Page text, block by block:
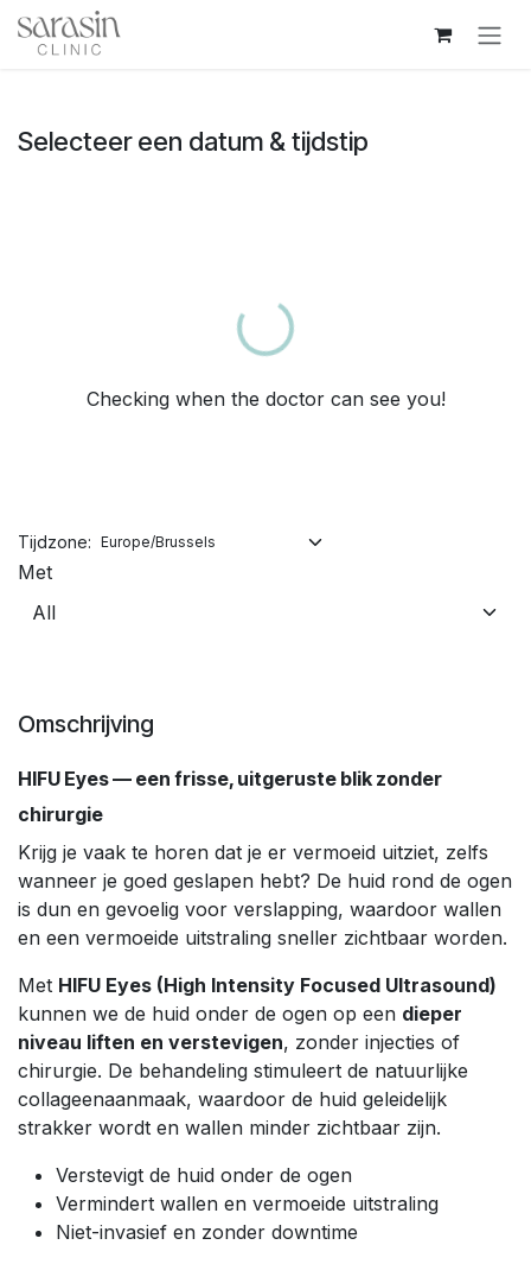
Overslaan naar inhoud
Selecteer een datum & tijdstip
Loading...
Checking when the doctor can see you!
Tijdzone:
Met
Omschrijving
HIFU Eyes — een frisse, uitgeruste blik zonder
chirurgie
Krijg je vaak te horen dat je er vermoeid uitziet, zelfs
wanneer je goed geslapen hebt? De huid rond de ogen
is dun en gevoelig voor verslapping, waardoor wallen
en een vermoeide uitstraling sneller zichtbaar worden.
Met HIFU Eyes (High Intensity Focused Ultrasound)
kunnen we de huid onder de ogen op een dieper
niveau liften en verstevigen, zonder injecties of
chirurgie. De behandeling stimuleert de natuurlijke
collageenaanmaak, waardoor de huid geleidelijk
strakker wordt en wallen minder zichtbaar zijn.
Verstevigt de huid onder de ogen
Vermindert wallen en vermoeide uitstraling
Niet-invasief en zonder downtime